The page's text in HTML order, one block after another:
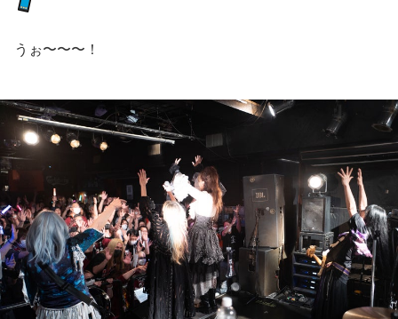
うぉ〜〜〜！